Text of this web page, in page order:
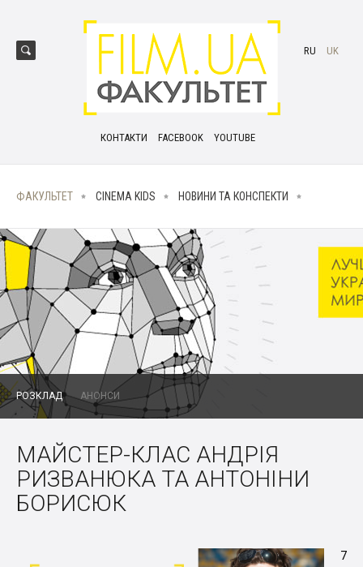
КОНТАКТИ FACEBOOK YOUTUBE
RU UK
ФАКУЛЬТЕТ CINEMA KIDS НОВИНИ ТА КОНСПЕКТИ
РОЗКЛАД АНОНСИ
МАЙСТЕР-КЛАС АНДРІЯ
РИЗВАНЮКА ТА АНТОНІНИ
БОРИСЮК
7